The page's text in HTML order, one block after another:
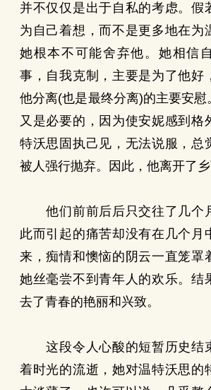
并不仅仅是出于自私的考虑。假
为自己着想，而不是更多地在为
她根本不可能舍弃他。她相信
事，自我克制，主要是为了他好
他分离(也是最终分离)的主要安
又是必要的，因为使安妮感到格
特沃思固执己见，无法说服，总
被人强行抛弃。因此，他离开了乡
他们前前后后只交往了几个
此而引起的痛苦却没有在几个月
来，痴情和懊恼的阴云一直笼罩
她丝毫尝不到青年人的欢乐。结
去了青春的艳丽和兴致。
这段令人心酸的短暂历史结
着时光的流逝，她对温特沃思的